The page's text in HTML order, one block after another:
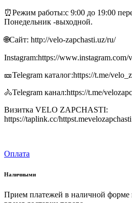
⏰Режим работы:с 9:00 до 19:00
Понедельник -выходной.
🌐Сайт: http://velo-zapchasti.uz/ru/
Instagram:https://www.instagram.com/
🎫Telegram каталог:https://t.me/velo_z
🚴Telegram канал:https://t.me/
Визитка VELO ZAPCHASTI:
https://taplink.cc/httpst.mevelozapchasti
Оплата
Наличными
Прием платежей в наличной форме